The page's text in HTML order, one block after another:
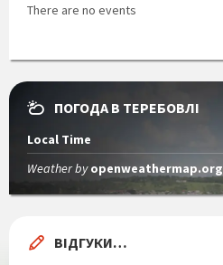
There are no events
ПОГОДА В ТЕРЕБОВЛІ
Local Time
Weather byopenweathermap.org
ВІДГУКИ…